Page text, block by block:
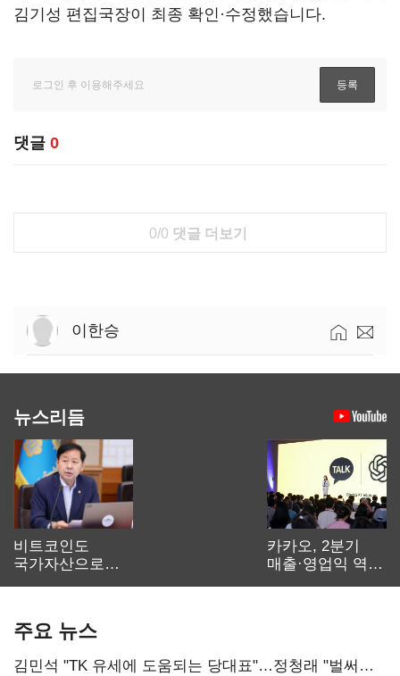
김기성 편집국장이 최종 확인·수정했습니다.
댓글 0
0/0 댓글 더보기
이한승
뉴스리듬
비트코인도
국가자산으로…'
카카오, 2분기
매출·영업익 역대
주요 뉴스
김민석 "TK 유세에 도움되는 당대표"…정청래 "벌써